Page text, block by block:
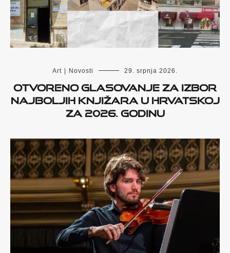
Art | Novosti 29. srpnja 2026.
Otvoreno glasovanje za izbor
najboljih knjižara u Hrvatskoj
za 2026. godinu